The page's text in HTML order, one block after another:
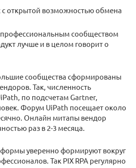
с открытой возможностью обмена
сообществом
лучше и в целом говорит о
сообщества сформированы
Так, численность
по подсчетам Gartner,
Форум UiPath посещает около
Онлайн митапы вендор
раз в 2-3 месяца.
уверенно формируют вокруг
Так PIX RPA регулярно